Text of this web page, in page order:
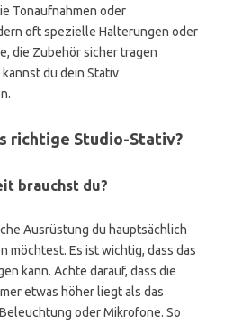
Tonaufnahmen oder
oft spezielle Halterungen oder
die Zubehör sicher tragen
du dein Stativ
richtige Studio-Stativ?
brauchst du?
Ausrüstung du hauptsächlich
möchtest. Es ist wichtig, dass das
kann. Achte darauf, dass die
etwas höher liegt als das
oder Mikrofone. So